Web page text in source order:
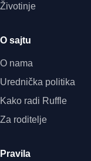
Životinje
O sajtu
O nama
Urednička politika
Kako radi Ruffle
Za roditelje
Pravila